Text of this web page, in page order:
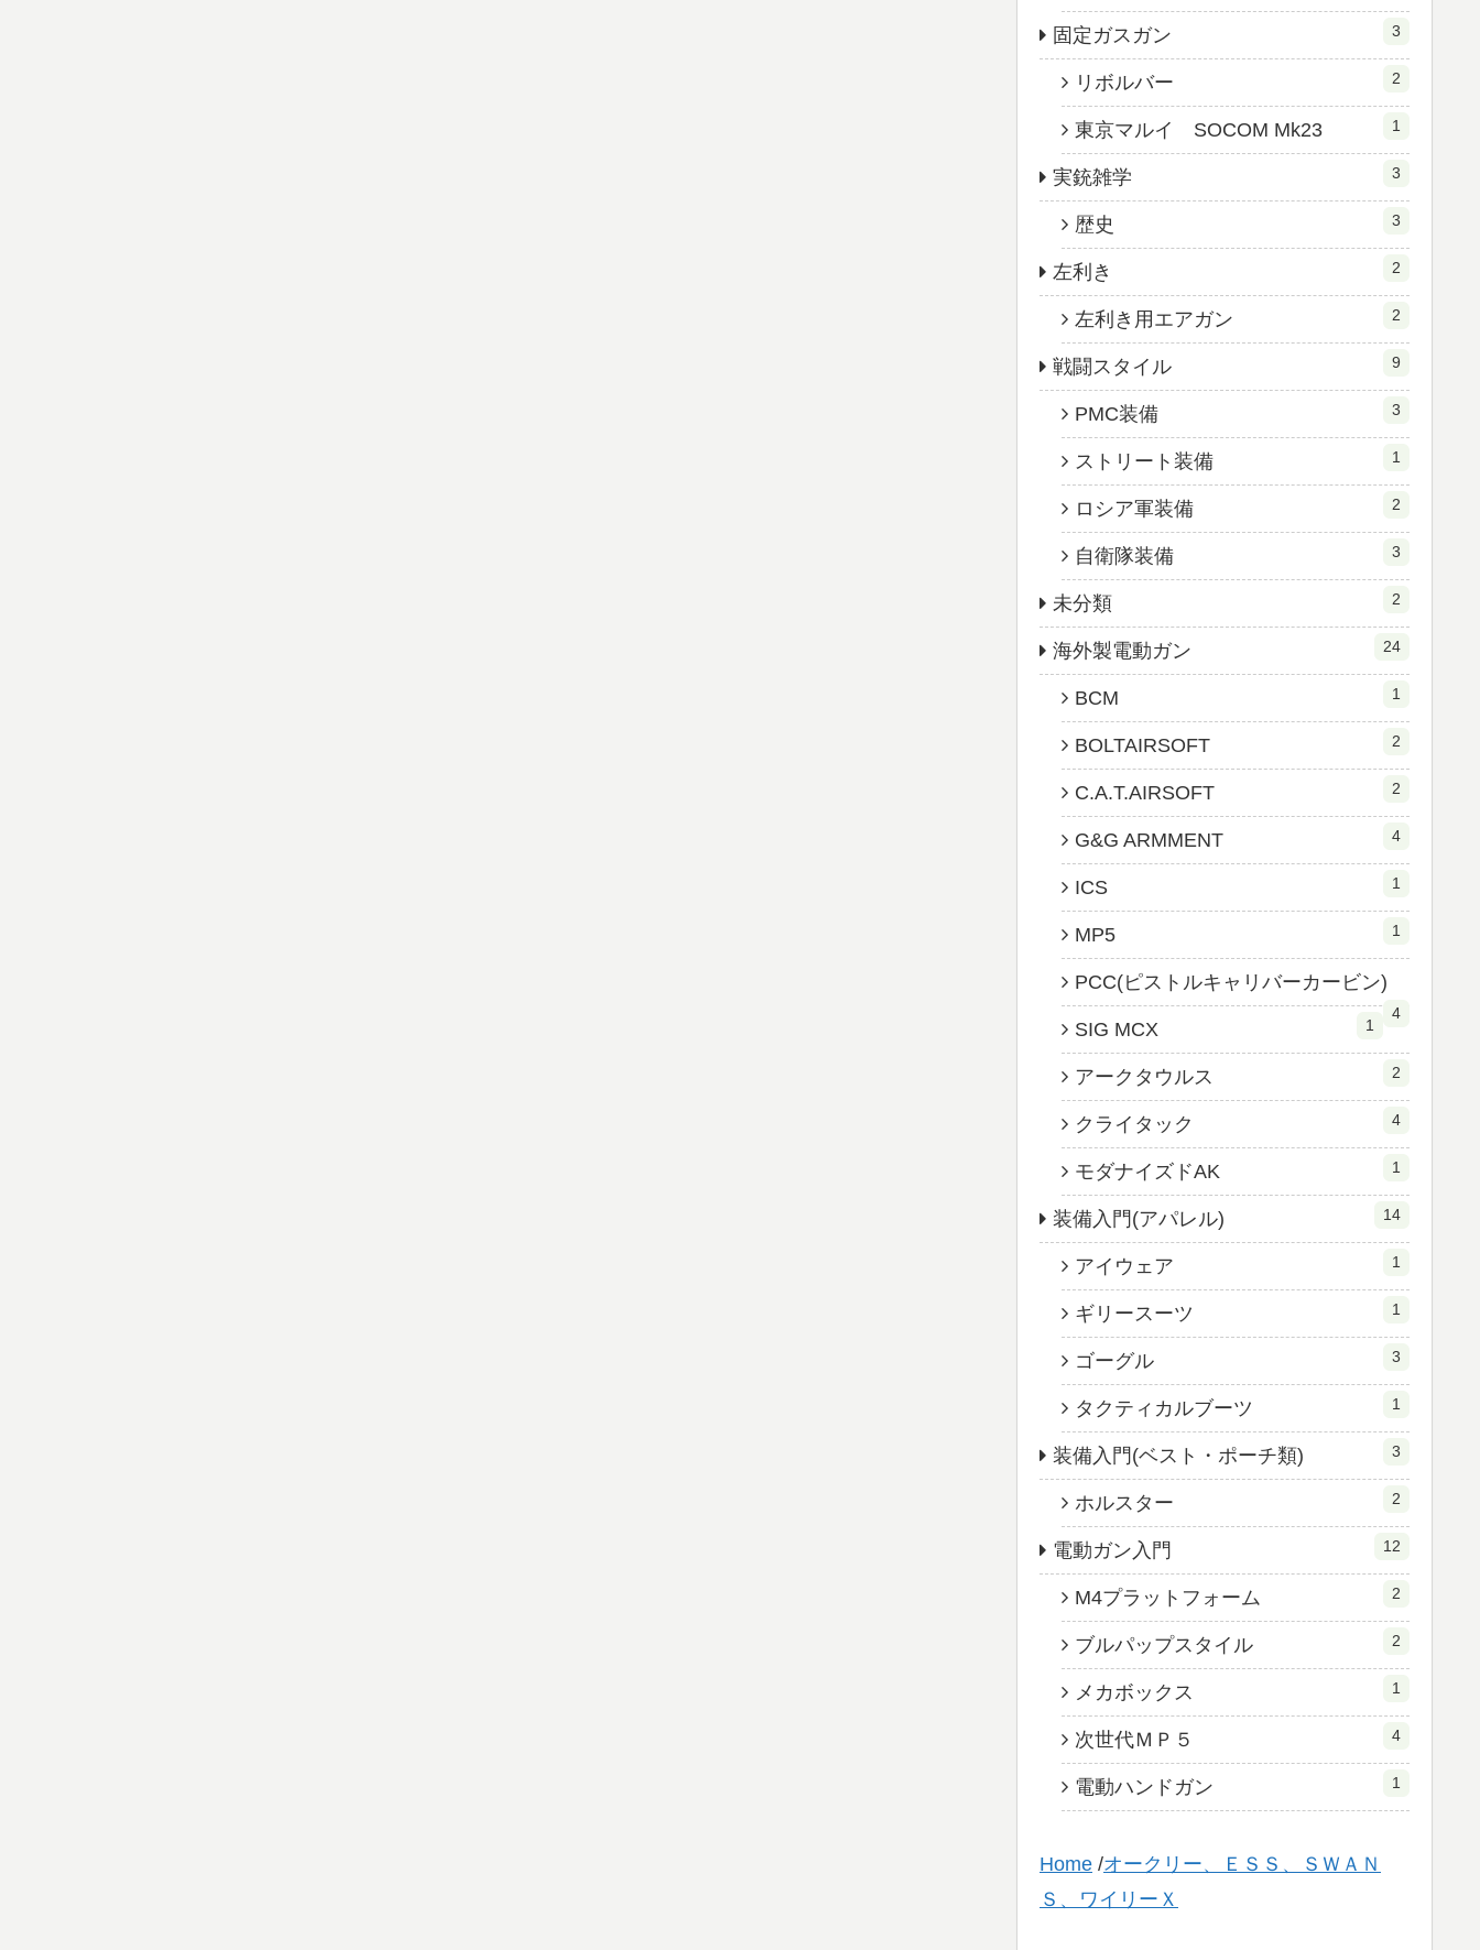
固定ガスガン 3
リボルバー 2
東京マルイ SOCOM Mk23 1
実銃雑学 3
歴史 3
左利き 2
左利き用エアガン 2
戦闘スタイル 9
PMC装備 3
ストリート装備 1
ロシア軍装備 2
自衛隊装備 3
未分類 2
海外製電動ガン 24
BCM 1
BOLTAIRSOFT 2
C.A.T.AIRSOFT 2
G&G ARMMENT 4
ICS 1
MP5 1
PCC(ピストルキャリバーカービン)
4
SIG MCX 1
アークタウルス 2
クライタック 4
モダナイズドAK 1
装備入門(アパレル) 14
アイウェア 1
ギリースーツ 1
ゴーグル 3
タクティカルブーツ 1
装備入門(ベスト・ポーチ類) 3
ホルスター 2
電動ガン入門 12
M4プラットフォーム 2
ブルパップスタイル 2
メカボックス 1
次世代ＭＰ５ 4
電動ハンドガン 1
Home /オークリー、ＥＳＳ、ＳＷＡＮ
Ｓ、ワイリーＸ